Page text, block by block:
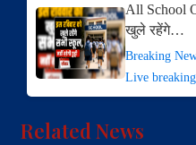
All School
खुले रहेंगे…
Breaking
Live
Related News